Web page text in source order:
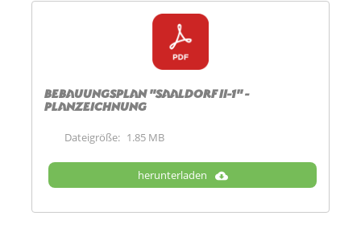
Bebauungsplan "Saaldorf II-1" -
Planzeichnung
Dateigröße: 1.85 MB
herunterladen